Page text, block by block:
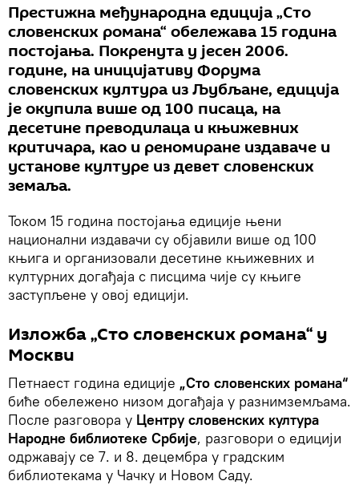
Престижна међународна едиција „Сто
словенских романа“ обележава 15 година
постојања. Покренута у јесен 2006.
године, на иницијативу Форума
словенских култура из Љубљане, едиција
је окупила више од 100 писаца, на
десетине преводилаца и књижевних
критичара, као и реномиране издаваче и
установе културе из девет словенских
земаља.
Током 15 година постојања едиције њени
национални издавачи су објавили више од 100
књига и организовали десетине књижевних и
културних догађаја с писцима чије су књиге
заступљене у овој едицији.
Изложба „Сто словенских романа“ у
Москви
Петнаест година едиције „Сто словенских романа“
биће обележено низом догађаја у разнимземљама.
После разговора у Центру словенских култура
Народне библиотеке Србије, разговори о едицији
одржавају се 7. и 8. децембра у градским
библиотекама у Чачку и Новом Саду.